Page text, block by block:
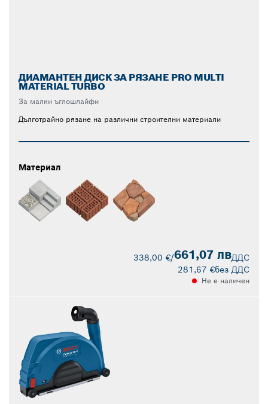
ДИАМАНТЕН ДИСК ЗА РЯЗАНЕ PRO MULTI
MATERIAL TURBO
За малки ъглошлайфи
Дълготрайно рязане на различни строителни материали
Материал
338,00 €/661,07 лвДДС
281,67 €без ДДС
Не е наличен